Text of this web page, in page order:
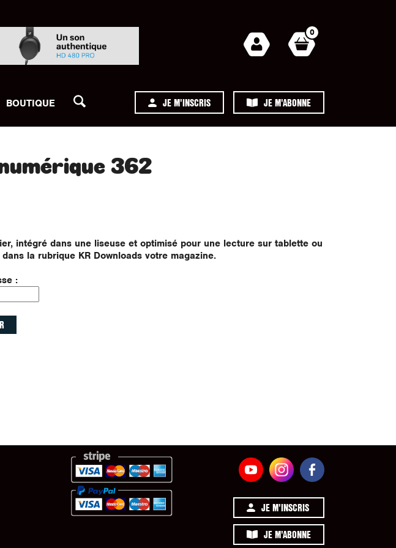
0
BOUTIQUE JE M'INSCRIS JE M'ABONNE
362
intégré dans une liseuse et optimisé pour une lecture sur tablette ou
la rubrique KR Downloads votre magazine.
:
JE M'INSCRIS
JE M'ABONNE